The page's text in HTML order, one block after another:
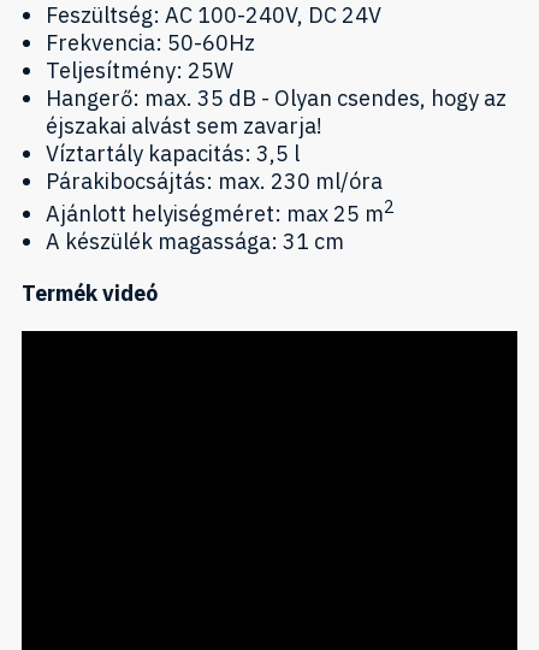
Feszültség: AC 100-240V, DC 24V
Frekvencia: 50-60Hz
Teljesítmény: 25W
Hangerő: max. 35 dB - Olyan csendes, hogy az
éjszakai alvást sem zavarja!
Víztartály kapacitás: 3,5 l
Párakibocsájtás: max. 230 ml/óra
Ajánlott helyiségméret: max 25 m2
A készülék magassága: 31 cm
Termék videó